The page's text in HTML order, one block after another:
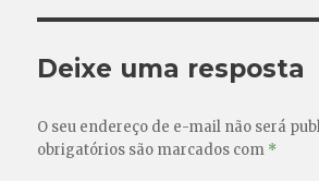
Deixe uma resposta
O seu endereço de e-mail não será
obrigatórios são marcados com *